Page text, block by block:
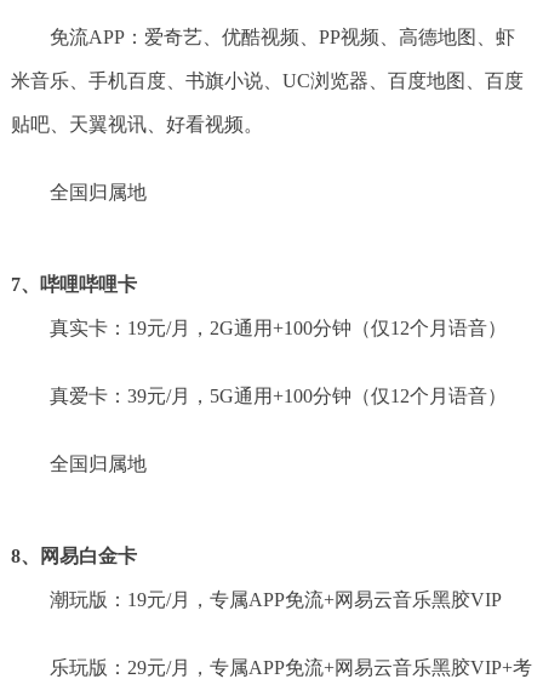
免流APP：爱奇艺、优酷视频、PP视频、高德地图、虾
米音乐、手机百度、书旗小说、UC浏览器、百度地图、百度
贴吧、天翼视讯、好看视频。
全国归属地
7、哔哩哔哩卡
真实卡：19元/月，2G通用+100分钟（仅12个月语音）
真爱卡：39元/月，5G通用+100分钟（仅12个月语音）
全国归属地
8、网易白金卡
潮玩版：19元/月，专属APP免流+网易云音乐黑胶VIP
乐玩版：29元/月，专属APP免流+网易云音乐黑胶VIP+考